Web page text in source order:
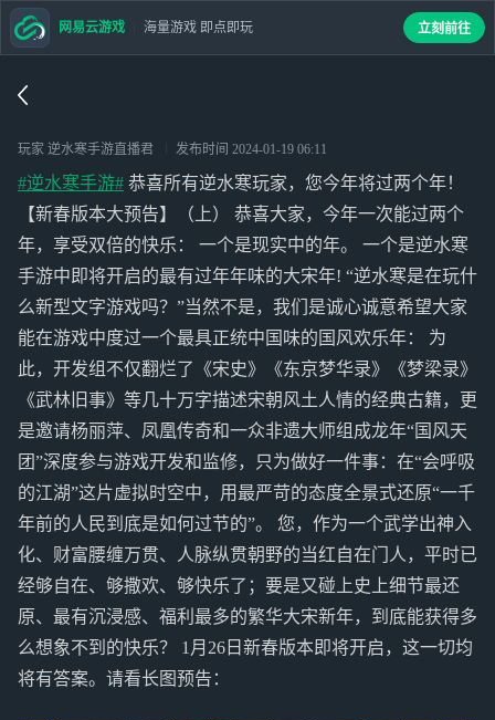
玩家 逆水寒手游直播君 发布时间 2024-01-19 06:11
#逆水寒手游# 恭喜所有逆水寒玩家，您今年将过两个年！
【新春版本大预告】（上） 恭喜大家，今年一次能过两个
年，享受双倍的快乐： 一个是现实中的年。 一个是逆水寒
手游中即将开启的最有过年年味的大宋年! “逆水寒是在玩什
么新型文字游戏吗？”当然不是，我们是诚心诚意希望大家
能在游戏中度过一个最具正统中国味的国风欢乐年： 为
此，开发组不仅翻烂了《宋史》《东京梦华录》《梦梁录》
《武林旧事》等几十万字描述宋朝风土人情的经典古籍，更
是邀请杨丽萍、凤凰传奇和一众非遗大师组成龙年“国风天
团”深度参与游戏开发和监修，只为做好一件事：在“会呼吸
的江湖”这片虚拟时空中，用最严苛的态度全景式还原“一千
年前的人民到底是如何过节的”。 您，作为一个武学出神入
化、财富腰缠万贯、人脉纵贯朝野的当红自在门人，平时已
经够自在、够撒欢、够快乐了；要是又碰上史上细节最还
原、最有沉浸感、福利最多的繁华大宋新年，到底能获得多
么想象不到的快乐？ 1月26日新春版本即将开启，这一切均
将有答案。请看长图预告：
网易云游戏 海量游戏 即点即玩 立刻前往